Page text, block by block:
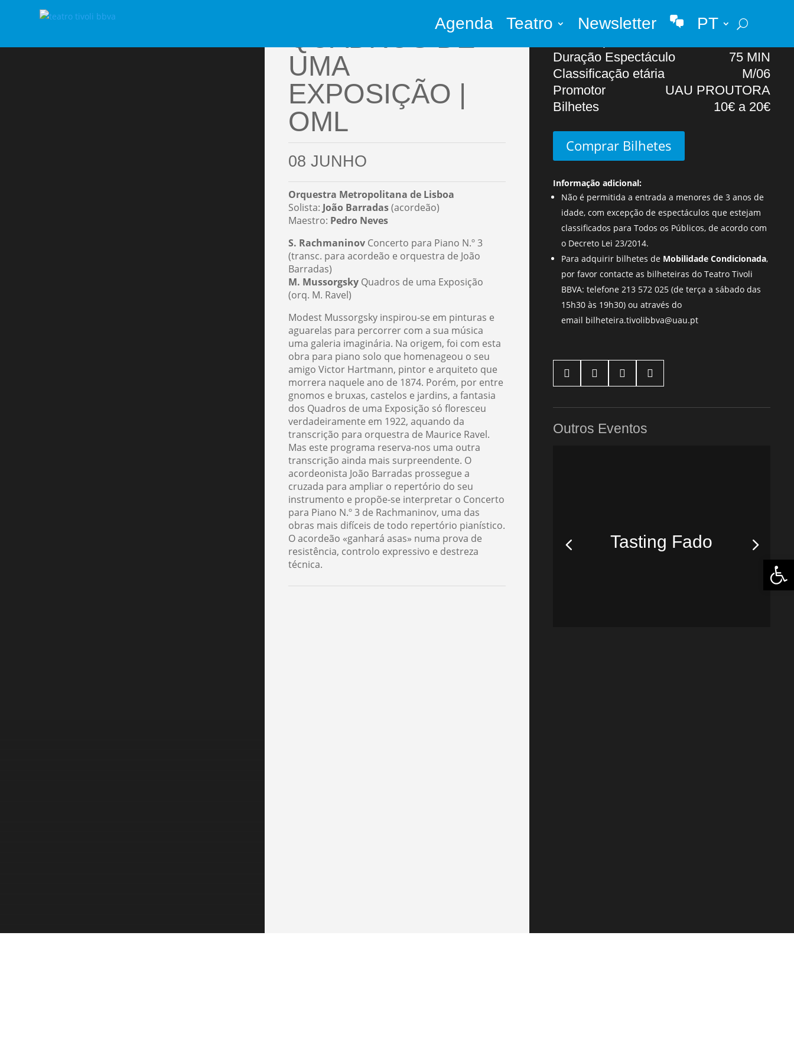
Agenda Teatro Newsletter Whatsapp
PT
QUADROS DE
UMA
EXPOSIÇÃO |
OML
08 JUNHO
Orquestra Metropolitana de Lisboa
Solista: João Barradas(acordeão)
Maestro: Pedro Neves
S. Rachmaninov Concerto para Piano N.º 3
(transc. para acordeão e orquestra de João
Barradas)
M. Mussorgsky Quadros de uma Exposição
(orq. M. Ravel)
Modest Mussorgsky inspirou-se em pinturas e
aguarelas para percorrer com a sua música
uma galeria imaginária. Na origem, foi com esta
obra para piano solo que homenageou o seu
amigo Victor Hartmann, pintor e arquiteto que
morrera naquele ano de 1874. Porém, por entre
gnomos e bruxas, castelos e jardins, a fantasia
dos Quadros de uma Exposição só floresceu
verdadeiramente em 1922, aquando da
transcrição para orquestra de Maurice Ravel.
Mas este programa reserva-nos uma outra
transcrição ainda mais surpreendente. O
acordeonista João Barradas prossegue a
cruzada para ampliar o repertório do seu
instrumento e propõe-se interpretar o Concerto
para Piano N.º 3 de Rachmaninov, uma das
obras mais difíceis de todo repertório pianístico.
O acordeão «ganhará asas» numa prova de
resistência, controlo expressivo e destreza
técnica.
Abertura portas
20h00
Duração Espectáculo
75 MIN
Classificação etária
M/06
Promotor
UAU PROUTORA
Bilhetes
10€ a 20€
Comprar Bilhetes
Informação adicional:
Não é permitida a entrada a menores de 3 anos de
idade, com excepção de espectáculos que estejam
classificados para Todos os Públicos, de acordo com
o Decreto Lei 23/2014.
Para adquirir bilhetes de Mobilidade Condicionada,
por favor contacte as bilheteiras do Teatro Tivoli
BBVA: telefone213 572 025 (de terça a sábado das
15h30 às 19h30) ou através do
email bilheteira.tivolibbva@uau.pt
   
Outros Eventos
Tasting Fado